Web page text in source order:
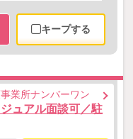
キープする
業所ナンバーワン
ュアル面談可／駐